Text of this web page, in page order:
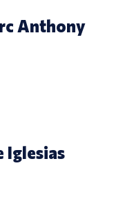
Anthony
Iglesias